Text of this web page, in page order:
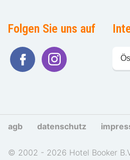
Folgen Sie uns auf
agb datenschutz
© 2002 - 2026 Hotel Booker